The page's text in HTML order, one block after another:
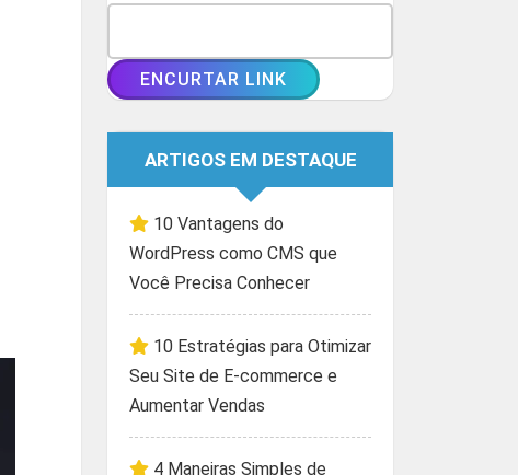
ARTIGOS EM DESTAQUE
10 Vantagens do
WordPress como CMS que
Você Precisa Conhecer
10 Estratégias para Otimizar
Seu Site de E-commerce e
Aumentar Vendas
4 Maneiras Simples de